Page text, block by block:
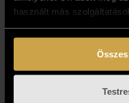
használt más